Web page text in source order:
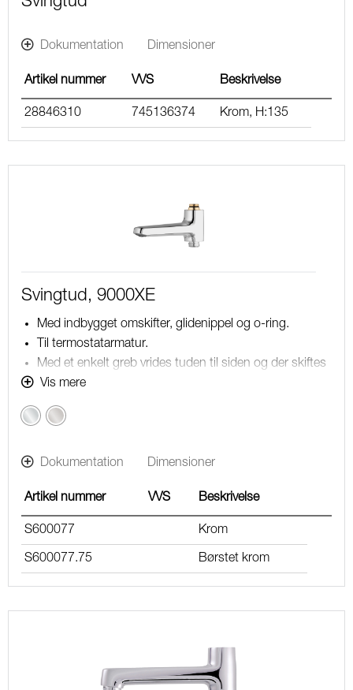
Dokumentation Dimensioner
Artikel nummer VVS Beskrivelse
28846310 745136374 Krom, H:135
Svingtud, 9000XE
Med indbygget omskifter, glidenippel og o-ring.
Til termostatarmatur.
Med et enkelt greb vrides tuden til siden og der skiftes
fra kar til bruser.
Længde 123 mm.
Vis mere
KromBørstet
Dokumentation Dimensioner
Artikel nummer VVS Beskrivelse
S600077 Krom
S600077.75 Børstet krom